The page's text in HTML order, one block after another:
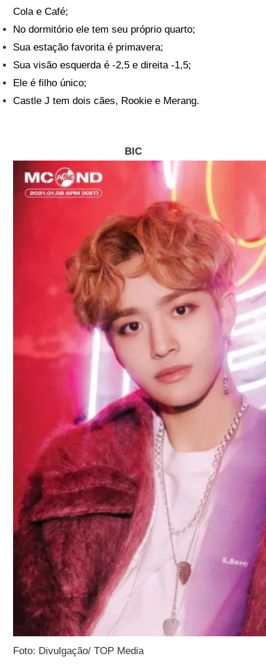
Cola e Café;
No dormitório ele tem seu próprio quarto;
Sua estação favorita é primavera;
Sua visão esquerda é -2,5 e direita -1,5;
Ele é filho único;
Castle J tem dois cães, Rookie e Merang.
BIC
Foto: Divulgação/ TOP Media